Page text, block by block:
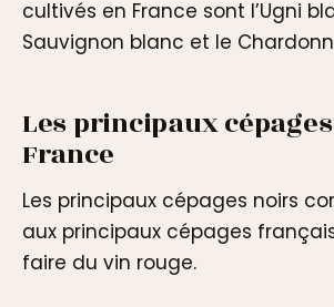
cultivés en France sont l’Ugni
Sauvignon blanc et le
Les principaux
France
Les principaux cépages noirs
aux principaux cépages
faire du vin rouge.